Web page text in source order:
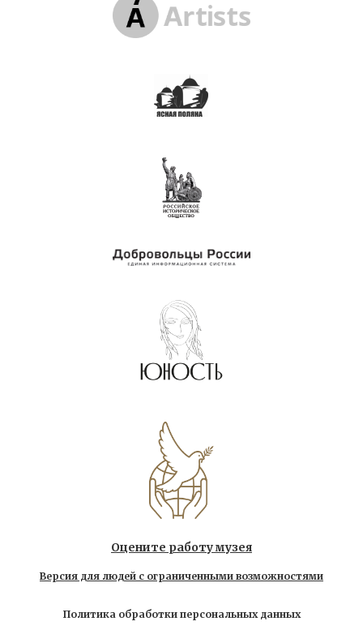
Оцените работу музея
Версия для людей с ограниченными возможностями
Политика обработки персональных данных